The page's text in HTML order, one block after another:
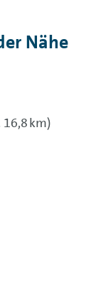
Nähe
16,8 km)